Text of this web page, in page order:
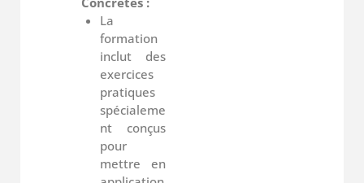
La
formation
inclut des
exercices
pratiques
spécialeme
nt conçus
pour
mettre en